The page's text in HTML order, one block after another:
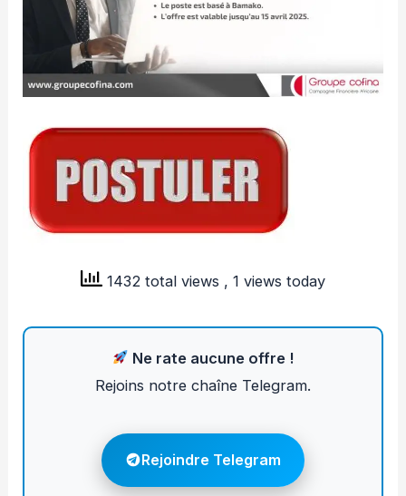
1432 total views , 1 views today
Ne rate aucune offre !
Rejoins notre chaîne Telegram.
Rejoindre Telegram